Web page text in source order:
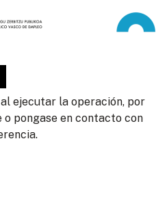
ejecutar la operación, por
pongase en contacto con